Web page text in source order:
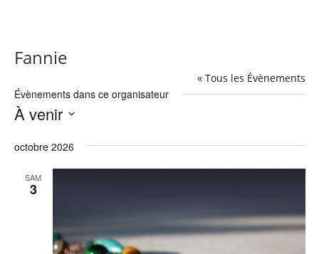
Fannie
« Tous les Évènements
Évènements dans ce organisateur
À venir
une
octobre 2026
SAM
3